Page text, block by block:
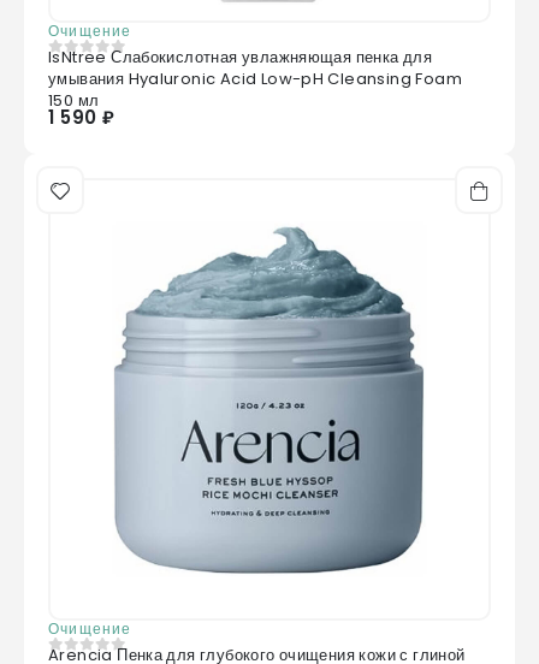
Очищение
0из 5
IsNtree Слабокислотная увлажняющая пенка для
умывания Hyaluronic Acid Low-pH Cleansing Foam
150 мл
1 590 ₽
Очищение
Arencia Пенка для глубокого очищения кожи с глиной